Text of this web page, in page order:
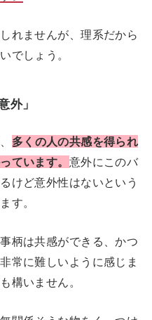
れませんが、理系だから
でしょう。
外」
多くの人の共感を得られ
ています。 意外にこのバ
けど意外性はないという
す。
柄は共感ができる、かつ
常に難しいように感じま
構いません。